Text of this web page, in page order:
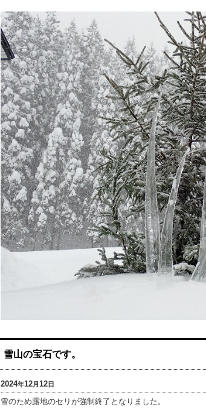
雪山の宝石です。
2024年12月12日
雪のため露地のセリが強制終了となりました。